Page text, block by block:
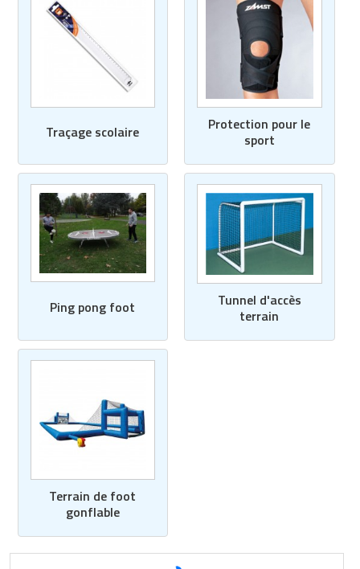
Traçage scolaire
Protection pour le
sport
Ping pong foot
Tunnel d'accès
terrain
Terrain de foot
gonflable